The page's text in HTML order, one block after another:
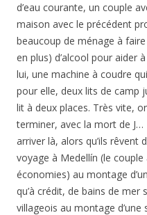
d’eau courante, un couple
maison avec le précédent
beaucoup de ménage à
en plus) d’alcool pour aider
lui, une machine à coudre
pour elle, deux lits de camp
lit à deux places. Très vite,
terminer, avec la mort de
arriver là, alors qu’ils rêvent
voyage à Medellín (le
économies) au montage
qu’à crédit, de bains de mer
villageois au montage d’une